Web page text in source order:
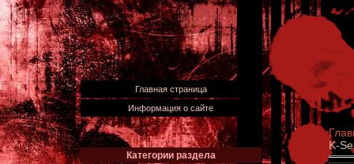
Главная страница
Информация о сайте
Категории раздела
K-